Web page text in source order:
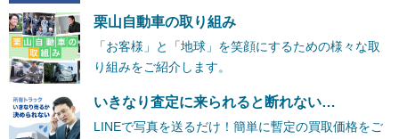
栗山自動車の取り組み
「お客様」と「地球」を笑顔にするための様々な取
り組みをご紹介します。
いきなり査定に来られると断れない…
LINEで写真を送るだけ！簡単に暫定の買取価格をご